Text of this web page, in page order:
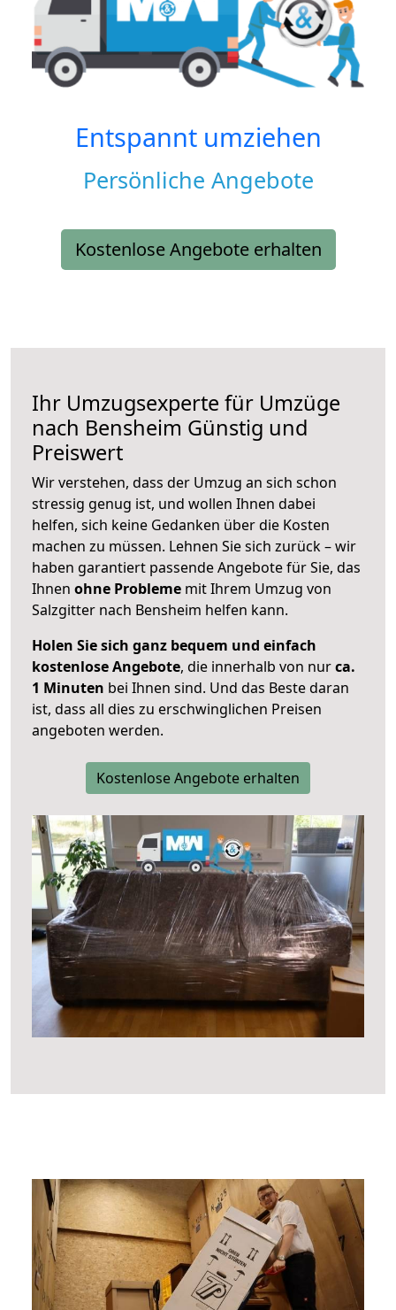
Entspannt umziehen
Persönliche Angebote
Kostenlose Angebote erhalten
Ihr Umzugsexperte für Umzüge
nach Bensheim Günstig und
Preiswert
Wir verstehen, dass der Umzug an sich schon
stressig genug ist, und wollen Ihnen dabei
helfen, sich keine Gedanken über die Kosten
machen zu müssen. Lehnen Sie sich zurück – wir
haben garantiert passende Angebote für Sie, das
Ihnen ohne Probleme mit Ihrem Umzug von
Salzgitter nach Bensheim helfen kann.
Holen Sie sich ganz bequem und einfach
kostenlose Angebote, die innerhalb von nurca.
1 Minuten bei Ihnen sind. Und das Beste daran
ist, dass all dies zu erschwinglichen Preisen
angeboten werden.
Kostenlose Angebote erhalten